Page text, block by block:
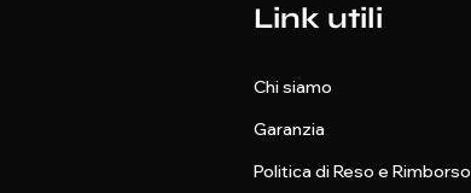
Link utili
Chi siamo
Garanzia
Politica di Reso e Rimborso